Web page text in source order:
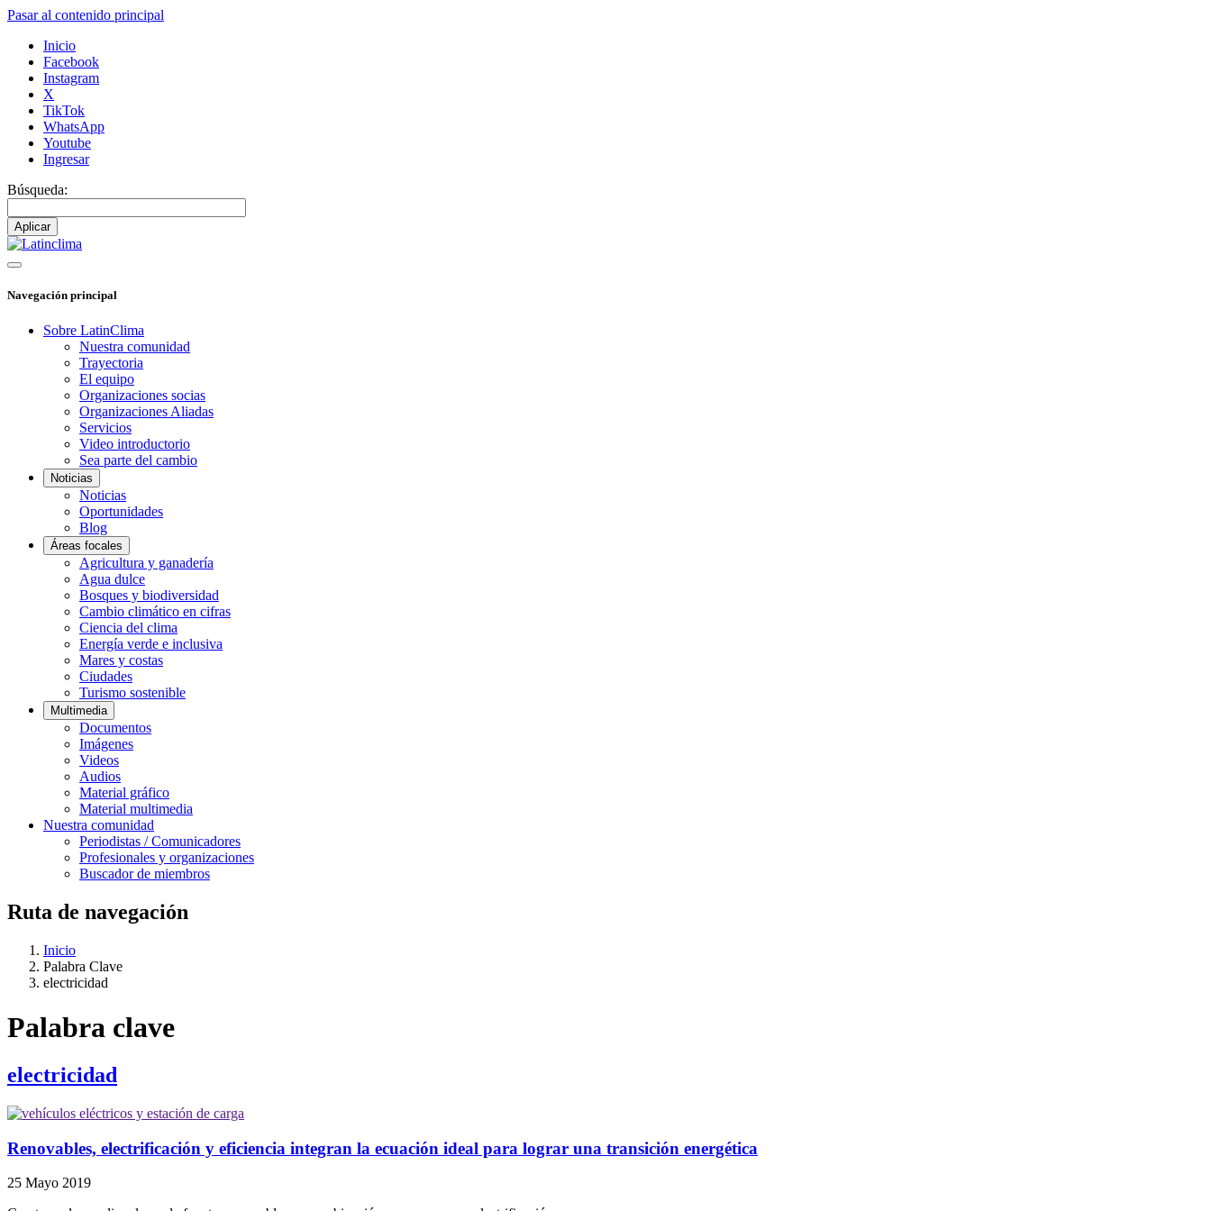
Pasar al contenido principal
Inicio
Facebook
Instagram
X
TikTok
WhatsApp
Youtube
Ingresar
Búsqueda:
Navegación principal
Sobre LatinClima
Nuestra comunidad
Trayectoria
El equipo
Organizaciones socias
Organizaciones Aliadas
Servicios
Video introductorio
Sea parte del cambio
Noticias
Noticias
Oportunidades
Blog
Áreas focales
Agricultura y ganadería
Agua dulce
Bosques y biodiversidad
Cambio climático en cifras
Ciencia del clima
Energía verde e inclusiva
Mares y costas
Ciudades
Turismo sostenible
Multimedia
Documentos
Imágenes
Videos
Audios
Material gráfico
Material multimedia
Nuestra comunidad
Periodistas / Comunicadores
Profesionales y organizaciones
Buscador de miembros
Ruta de navegación
Inicio
Palabra Clave
electricidad
Palabra clave
electricidad
Renovables, electrificación y eficiencia integran la ecuación ideal para lograr una transición energética
25 Mayo 2019